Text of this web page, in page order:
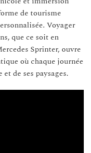
de tourisme
Voyager
que ce soit en
Sprinter, ouvre
où chaque journée
de ses paysages.